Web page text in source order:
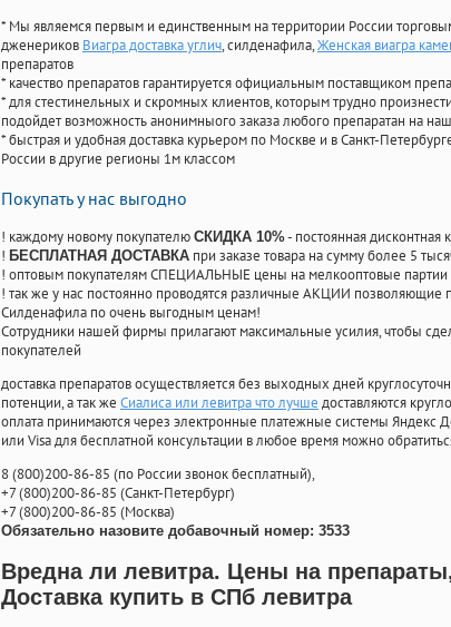
* Мы являемся первым и единственным на территории России
дженериков Виагра доставка углич, силденафила,Женская виагра
препаратов
* качество препаратов гарантируется официальным поставщиком
* для стестинельных и скромных клиентов, которым трудно
подойдет возможность анонимныого заказа любого препаратан на
* быстрая и удобная доставка курьером по Москве и в Санкт-
России в другие регионы 1м классом
Покупать у нас выгодно
! каждому новому покупателю СКИДКА 10%- постоянная
! БЕСПЛАТНАЯ ДОСТАВКА при заказе товара на сумму более 5
! оптовым покупателям СПЕЦИАЛЬНЫЕ цены на мелкооптовые партии
! так же у нас постоянно проводятся различные АКЦИИ позволяющие
Силденафила по очень выгодным ценам!
Cотрудники нашей фирмы прилагают максимальные усилия, чтобы
покупателей
доставка препаратов осуществляется без выходных дней
потенции, а так же Сиалиса или левитра что лучше доставляются
оплата принимаются через электронные платежные системы Яндекс
или Visa для бесплатной консультации в любое время можно
8(800)200-86-85 (по России звонок бесплатный),
+7(800)200-86-85 (Санкт-Петербург)
+7(800)200-86-85 (Москва)
Обязательно назовите добавочный номер: 3533
Вредна ли левитра. Цены на
Доставка купить в СПб левитра